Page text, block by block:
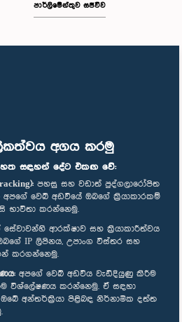
අගය කරමු
සඳහන් දේට එකඟ වේ:
පහසු සහ වඩාත් පුද්ගලාරෝපිත
වෙබ් අඩවියේ ඔබගේ ක්‍රියාකාරකම්
භාවිතා කරන්නෙමු.
සේවාවන්හි ආරක්ෂාව සහ ක්‍රියාකාරීත්වය
IP ලිපිනය, උපාංග විස්තර සහ
කරගන්නෙමු.
අපගේ වෙබ් අඩවිය වැඩිදියුණු කිරීම
විශ්ලේෂණය කරන්නෙමු. ඒ සඳහා
අන්තර්ක්‍රියා පිළිබඳ නිර්නාමික දත්ත
පාර්ලිමේන්තුව සජීවීව